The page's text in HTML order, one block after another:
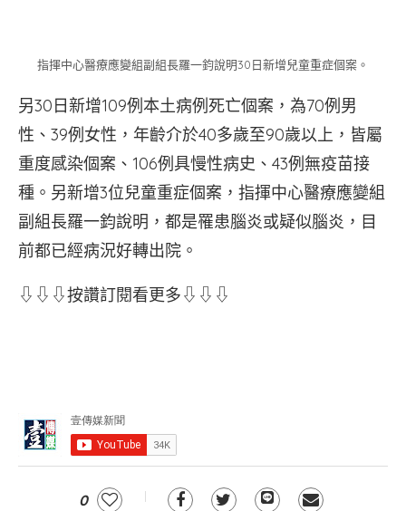
指揮中心醫療應變組副組長羅一鈞說明30日新增兒童重症個案。
另30日新增109例本土病例死亡個案，為70例男
性、39例女性，年齡介於40多歲至90歲以上，皆屬
重度感染個案、106例具慢性病史、43例無疫苗接
種。另新增3位兒童重症個案，指揮中心醫療應變組
副組長羅一鈞說明，都是罹患腦炎或疑似腦炎，目
前都已經病況好轉出院。
⇩⇩⇩按讚訂閱看更多⇩⇩⇩
0